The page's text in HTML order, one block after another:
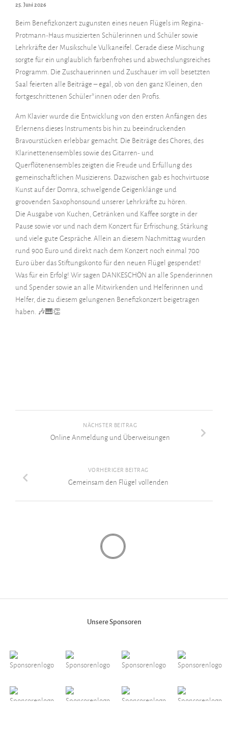
25. Juni 2026
Beim Benefizkonzert zugunsten eines neuen Flügels im Regina-
Protmann-Haus musizierten Schülerinnen und Schüler sowie
Lehrkräfte der Musikschule Vulkaneifel. Gerade diese Mischung
sorgte für ein unglaublich farbenfrohes und abwechslungsreiches
Programm. Die Zuschauerinnen und Zuschauer im voll besetzten
Saal feierten alle Beiträge – egal, ob von den ganz Kleinen, den
fortgeschrittenen Schüler*innen oder den Profis.
Am Klavier wurde die Entwicklung von den ersten Anfängen des
Erlernens dieses Instruments bis hin zu beeindruckenden
Bravourstücken erlebbar gemacht. Die Beiträge des Chores, des
Klarinettenensembles sowie des Gitarren- und
Querflötenensembles zeigten die Freude und Erfüllung des
gemeinschaftlichen Musizierens. Dazwischen gab es hochvirtuose
Kunst auf der Domra, schwelgende Geigenklänge und
groovenden Saxophonsound unserer Lehrkräfte zu hören.
Die Ausgabe von Kuchen, Getränken und Kaffee sorgte in der
Pause sowie vor und nach dem Konzert für Erfrischung, Stärkung
und viele gute Gespräche. Allein an diesem Nachmittag wurden
rund 900 Euro und direkt nach dem Konzert noch einmal 700
Euro über das Stiftungskonto für den neuen Flügel gespendet!
Was für ein Erfolg! Wir sagen DANKESCHÖN an alle Spenderinnen
und Spender sowie an alle Mitwirkenden und Helferinnen und
Helfer, die zu diesem gelungenen Benefizkonzert beigetragen
haben. 🎶🎹👏
NÄCHSTER BEITRAG
Online Anmeldung und Überweisungen
VORHERIGER BEITRAG
Gemeinsam den Flügel vollenden
Unsere Sponsoren